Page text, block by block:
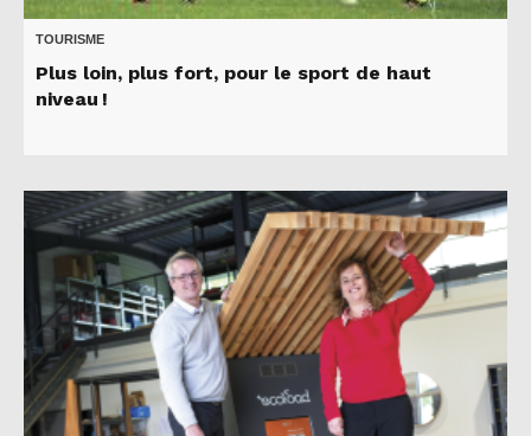
TOURISME
Plus loin, plus fort, pour le sport de haut
niveau !